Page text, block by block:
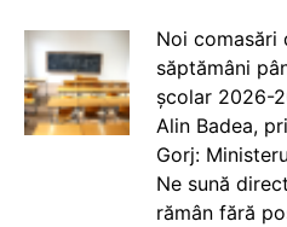
Noi comasări
săptămâni
școlar 2026-
Alin Badea,
Gorj:
Ne sună
rămân fără